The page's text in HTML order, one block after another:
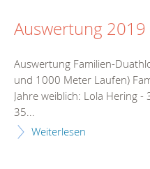
Auswertung 2019
Auswertung Familien-
und 1000 Meter Laufen)
Jahre weiblich: Lola Hering
35...
Weiterlesen